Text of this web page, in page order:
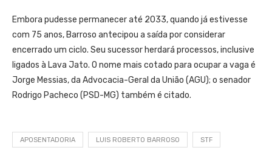
Embora pudesse permanecer até 2033, quando já estivesse
com 75 anos, Barroso antecipou a saída por considerar
encerrado um ciclo. Seu sucessor herdará processos, inclusive
ligados à Lava Jato. O nome mais cotado para ocupar a vaga é
Jorge Messias, da Advocacia-Geral da União (AGU); o senador
Rodrigo Pacheco (PSD-MG) também é citado.
APOSENTADORIA LUIS ROBERTO BARROSO STF